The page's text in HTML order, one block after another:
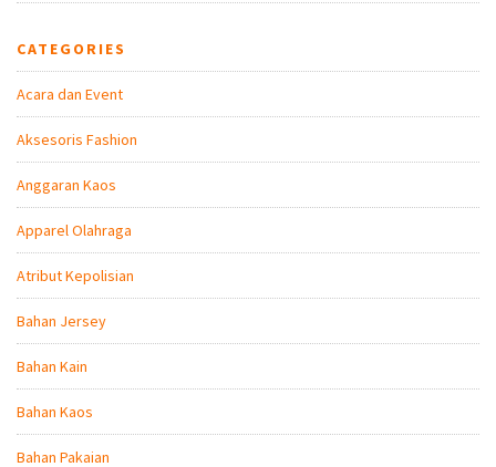
CATEGORIES
Acara dan Event
Aksesoris Fashion
Anggaran Kaos
Apparel Olahraga
Atribut Kepolisian
Bahan Jersey
Bahan Kain
Bahan Kaos
Bahan Pakaian